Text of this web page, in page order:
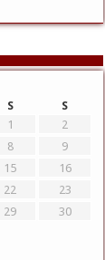
S
S
1
2
8
9
15
16
22
23
29
30